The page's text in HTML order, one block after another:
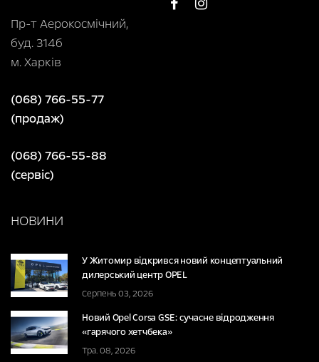
Пр-т Аерокосмічний,
буд. 314б
м. Харків
(068) 766-55-77
(продаж)
(068) 766-55-88
(сервіс)
НОВИНИ
У Житомир відкрився новий концептуальний
дилерський центр OPEL
Серпень 03, 2026
Новий Opel Corsa GSE: сучасне відродження
«гарячого хетчбека»
Тра. 08, 2026